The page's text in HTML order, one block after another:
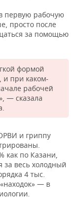
первую рабочую
просто после
за помощью
формой
при каком-
рабочей
— сказала
и гриппу
как по Казани,
за весь холодный
4 тыс.
— в